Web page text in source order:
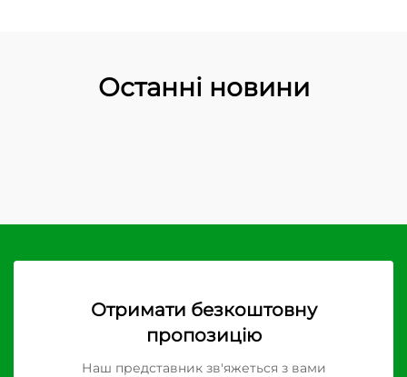
Останні новини
Отримати безкоштовну
пропозицію
Наш представник зв'яжеться з вами